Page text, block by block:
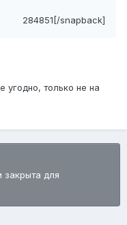
284851[/snapback]
угодно, только не на
закрыта для